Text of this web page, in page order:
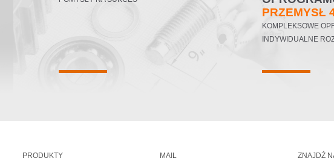
PRZEMYSŁ
KOMPLEKSOWE
INDYWIDUALNE
PRODUKTY MAIL ZNAJDŹ